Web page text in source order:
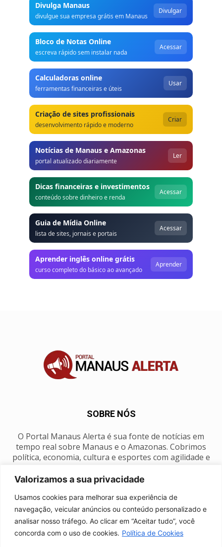
Valorizamos a sua privacidade
Usamos cookies para melhorar sua experiência de
navegação, veicular anúncios ou conteúdo personalizado e
analisar nosso tráfego. Ao clicar em “Aceitar tudo”, você
concorda com o uso de cookies. Política de Cookies
Divulga Manaus
divulgue sua empresa grátis em Manaus
Divulgar
Bloco de Notas Online
escreva rápido sem instalar nada
Acessar
Calculadoras online
ferramentas financeiras e úteis
Usar
Criação de sites profissionais
desenvolvimento rápido e moderno
Criar
Notícias de Manaus e Amazonas
portal atualizado diariamente
Ler
Dicas financeiras e investimentos
conteúdo sobre dinheiro e renda
Acessar
Guia de Mídia Online
lista de sites, jornais e portais
Acessar
Aprender inglês online grátis
curso completo do básico ao avançado
Aprender
SOBRE NÓS
O Portal Manaus Alerta é sua fonte de notícias em
tempo real sobre Manaus e o Amazonas. Cobrimos
política, economia, cultura e esportes com agilidade e
SIGA-NOS